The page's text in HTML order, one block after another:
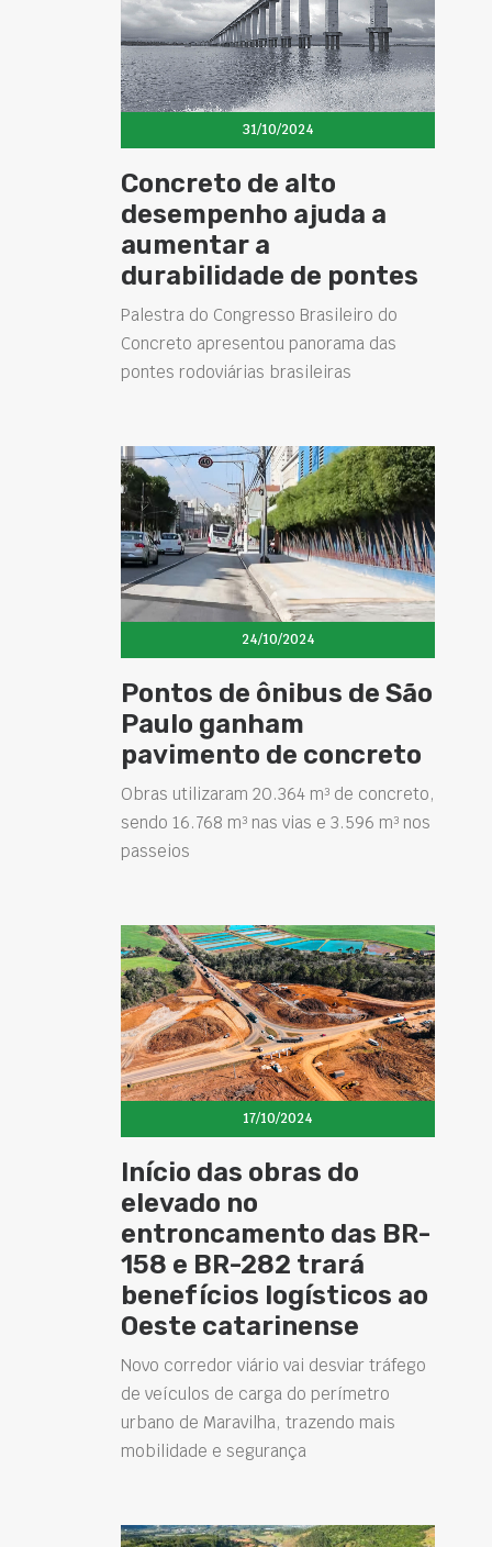
31/10/2024
Concreto de alto
desempenho ajuda a
aumentar a
durabilidade de pontes
Palestra do Congresso Brasileiro do
Concreto apresentou panorama das
pontes rodoviárias brasileiras
24/10/2024
Pontos de ônibus de São
Paulo ganham
pavimento de concreto
Obras utilizaram 20.364 m³ de concreto,
sendo 16.768 m³ nas vias e 3.596 m³ nos
passeios
17/10/2024
Início das obras do
elevado no
entroncamento das BR-
158 e BR-282 trará
benefícios logísticos ao
Oeste catarinense
Novo corredor viário vai desviar tráfego
de veículos de carga do perímetro
urbano de Maravilha, trazendo mais
mobilidade e segurança